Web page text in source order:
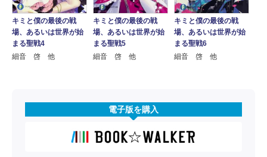
キミと僕の最後の戦
場、あるいは世界が始
まる聖戦4
細音 啓 他
キミと僕の最後の戦
場、あるいは世界が始
まる聖戦5
細音 啓 他
キミと僕の最後の戦
場、あるいは世界が始
まる聖戦6
細音 啓 他
電子版を購入